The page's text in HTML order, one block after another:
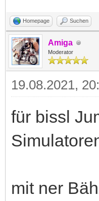
Homepage Suchen
Amiga
Moderator
19.08.2021,
für bissl
mit ner